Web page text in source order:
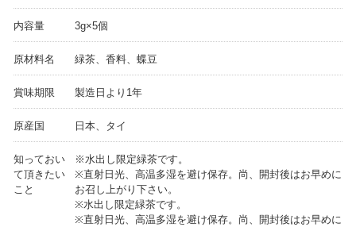
内容量 3g×5個
原材料名 緑茶、香料、蝶豆
賞味期限 製造日より1年
原産国 日本、タイ
知っておい
て頂きたい
こと
※水出し限定緑茶です。
※直射日光、高温多湿を避け保存。尚、開封後はお早めに
お召し上がり下さい。
※水出し限定緑茶です。
※直射日光、高温多湿を避け保存。尚、開封後はお早めに